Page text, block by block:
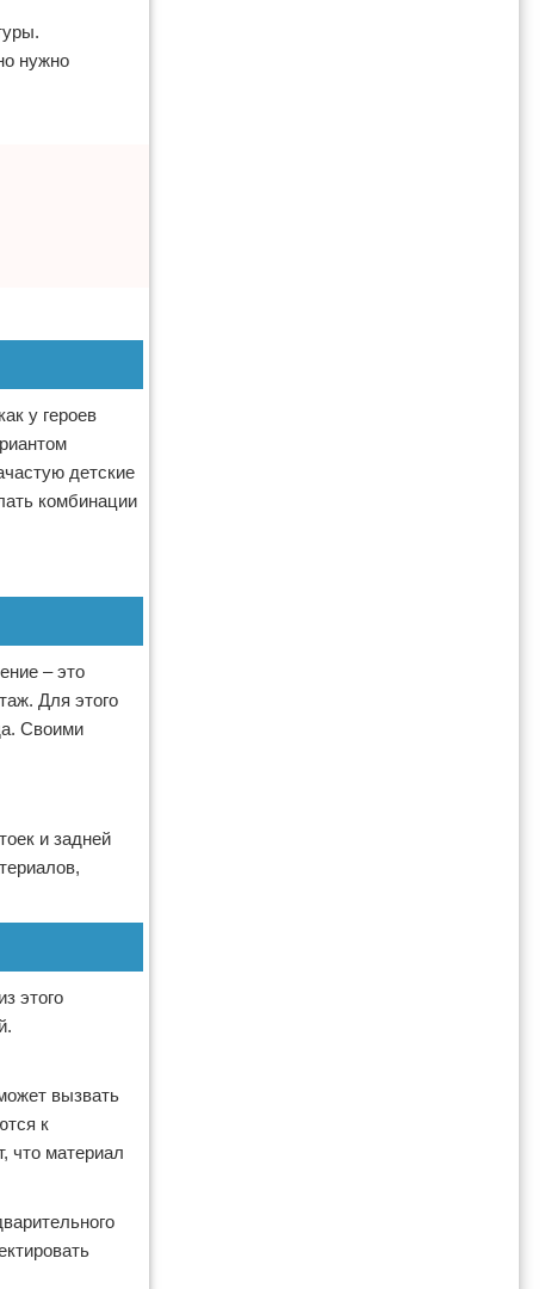
нужно
у героев
детские
комбинации
– это
Для этого
Своими
и задней
этого
вызвать
к
что материал